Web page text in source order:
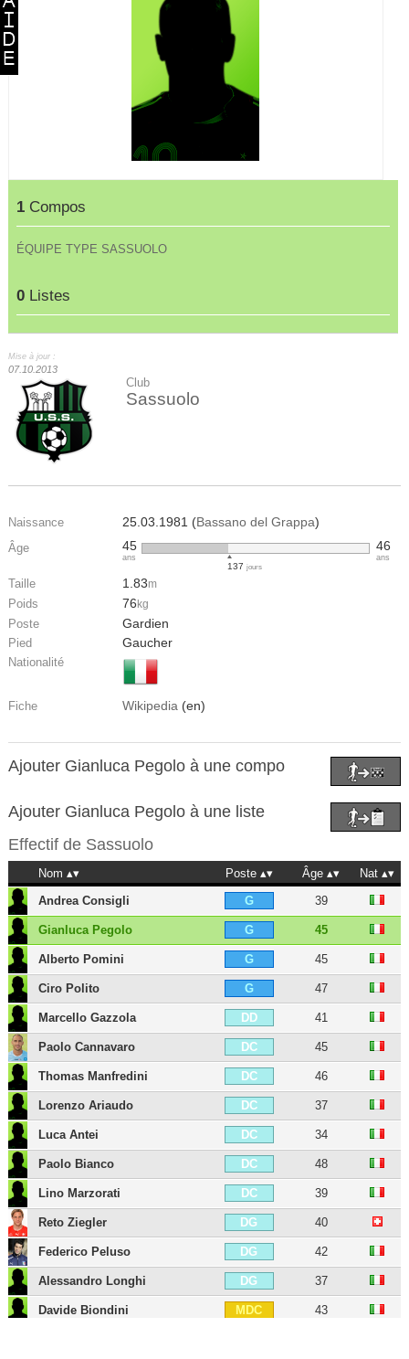
1 Compos
ÉQUIPE TYPE SASSUOLO
0 Listes
Mise à jour :
07.10.2013
Club
Sassuolo
Naissance 25.03.1981 (Bassano del Grappa)
Âge 45
ans
137 jours
46
ans
Taille 1.83m
Poids 76 kg
Poste Gardien
Pied Gaucher
Nationalité
Fiche Wikipedia (en)
Ajouter Gianluca Pegolo à une compo
Ajouter Gianluca Pegolo à une liste
Effectif de Sassuolo
Nom Poste Âge
Nat
Andrea Consigli
G 39
Gianluca Pegolo G 45
Alberto Pomini G 45
Ciro Polito G 47
Marcello Gazzola DD 41
Paolo Cannavaro DC 45
Thomas Manfredini DC 46
Lorenzo Ariaudo DC 37
Luca Antei DC 34
Paolo Bianco DC 48
Lino Marzorati DC 39
Reto Ziegler DG 40
Federico Peluso DG 42
Alessandro Longhi DG 37
Davide Biondini MDC 43